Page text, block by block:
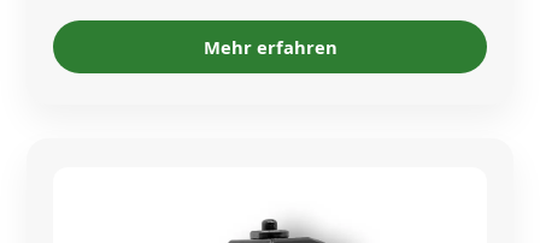
Mehr erfahren